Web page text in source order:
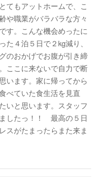
てもアットホームで、こ
や職業がバラバラな方々
す。こんな機会めったに
４泊５日で２kg減り、
のおかげでお腹が引き締
ここに来ないで自力で断
います。家に帰ってから
べていた食生活を見直
いと思います。スタッフ
したっ！！ 最高の５日
スがたまったらまた来ま